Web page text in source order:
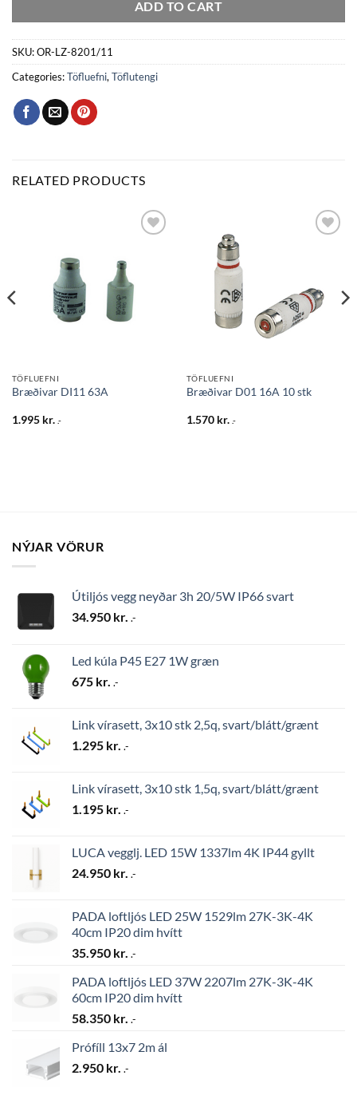
ADD TO CART
SKU:OR-LZ-8201/11
Categories:Töfluefni, Töflutengi
RELATED PRODUCTS
TÖFLUEFNI
Bræðivar DI11 63A
1.995 kr. .-
TÖFLUEFNI
Bræðivar D01 16A 10 stk
1.570 kr. .-
NÝJAR VÖRUR
Útiljós vegg neyðar 3h 20/5W IP66 svart
34.950 kr. .-
Led kúla P45 E27 1W græn
675 kr. .-
Link vírasett, 3x10 stk 2,5q, svart/blátt/grænt
1.295 kr. .-
Link vírasett, 3x10 stk 1,5q, svart/blátt/grænt
1.195 kr. .-
LUCA vegglj. LED 15W 1337lm 4K IP44 gyllt
24.950 kr. .-
PADA loftljós LED 25W 1529lm 27K-3K-4K
40cm IP20 dim hvítt
35.950 kr. .-
PADA loftljós LED 37W 2207lm 27K-3K-4K
60cm IP20 dim hvítt
58.350 kr. .-
Prófíll 13x7 2m ál
2.950 kr. .-